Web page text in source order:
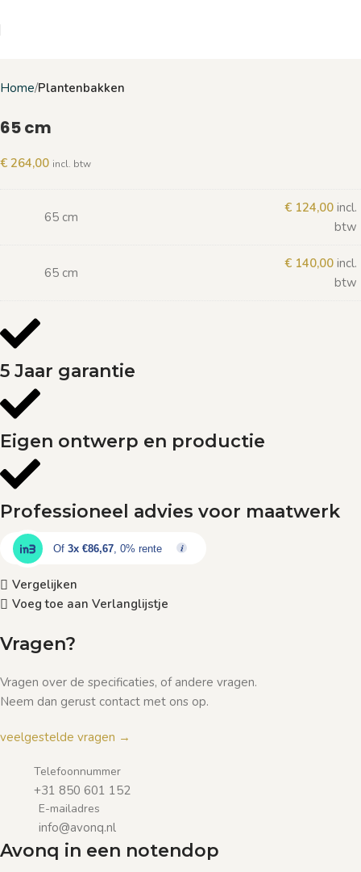
Home Plantenbakken
65 cm
€ 264,00 incl. btw
65 cm
€ 124,00 incl.
btw
65 cm
€ 140,00 incl.
btw
5 Jaar garantie
Eigen ontwerp en productie
Professioneel advies voor maatwerk
Of 3x €86,67, 0% rente
Vergelijken
Voeg toe aan Verlanglijstje
Vragen?
Vragen over de specificaties, of andere vragen.
Neem dan gerust contact met ons op.
veelgestelde vragen →
Telefoonnummer
+31 850 601 152
E-mailadres
info@avonq.nl
Avonq in een notendop